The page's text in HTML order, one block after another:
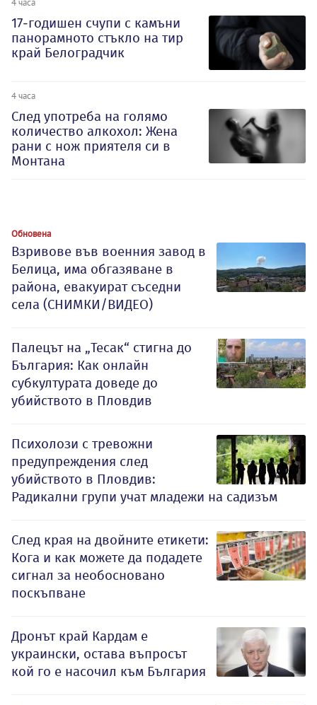
17-годишен счупи с камъни
панорамното стъкло на тир
край Белоградчик
4 часа
След употреба на голямо
количество алкохол: Жена
рани с нож приятеля си в
Монтана
Обновена
Взривове във военния завод в
Белица, има обгазяване в
района, евакуират съседни
села (СНИМКИ/ВИДЕО)
Палецът на „Тесак“ стигна до
България: Как онлайн
субкултурата доведе до
убийството в Пловдив
Психолози с тревожни
предупреждения след
убийството в Пловдив:
Радикални групи учат младежи на садизъм
След края на двойните етикети:
Кога и как можете да подадете
сигнал за необосновано
поскъпване
Дронът край Кардам е
украински, остава въпросът
кой го е насочил към България